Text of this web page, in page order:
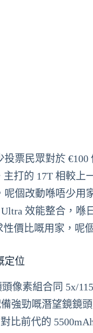
票民眾對於
打的 17T 相較上
呢個改動喺唔少
效能整合，
價比嘅用家，呢
定位
像素組合同 5x/
強勁嘅潛望鏡鏡
比前代的